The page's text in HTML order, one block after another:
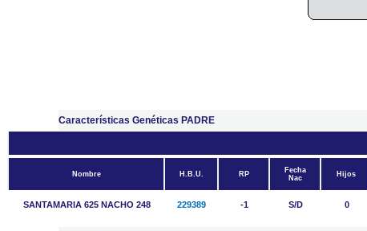
Características Genéticas PADRE
Nombre H.B.U. RP
Fecha
Nac
Hijos
SANTAMARIA 625 NACHO 248 229389 -1 S/D 0